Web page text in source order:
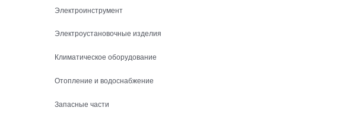
Электроинструмент
Электроустановочные изделия
Климатическое оборудование
Отопление и водоснабжение
Запасные части